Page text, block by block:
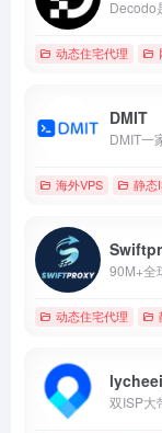
动态住宅代理
DMIT
海外VPS 静态
90M+全
动态住宅代理
双ISP大